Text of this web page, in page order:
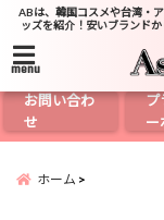
ABは、韓国コスメや台湾・
ッズを紹介！安いブランド
menu
お問い合わ
せ
プ
ー
ホーム